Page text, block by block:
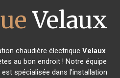
Velaux
chaudière électriqueVelaux
au bon endroit ! Notre équipe
spécialisée dans l'installation